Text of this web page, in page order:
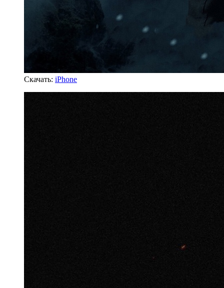
Скачать: iPhone